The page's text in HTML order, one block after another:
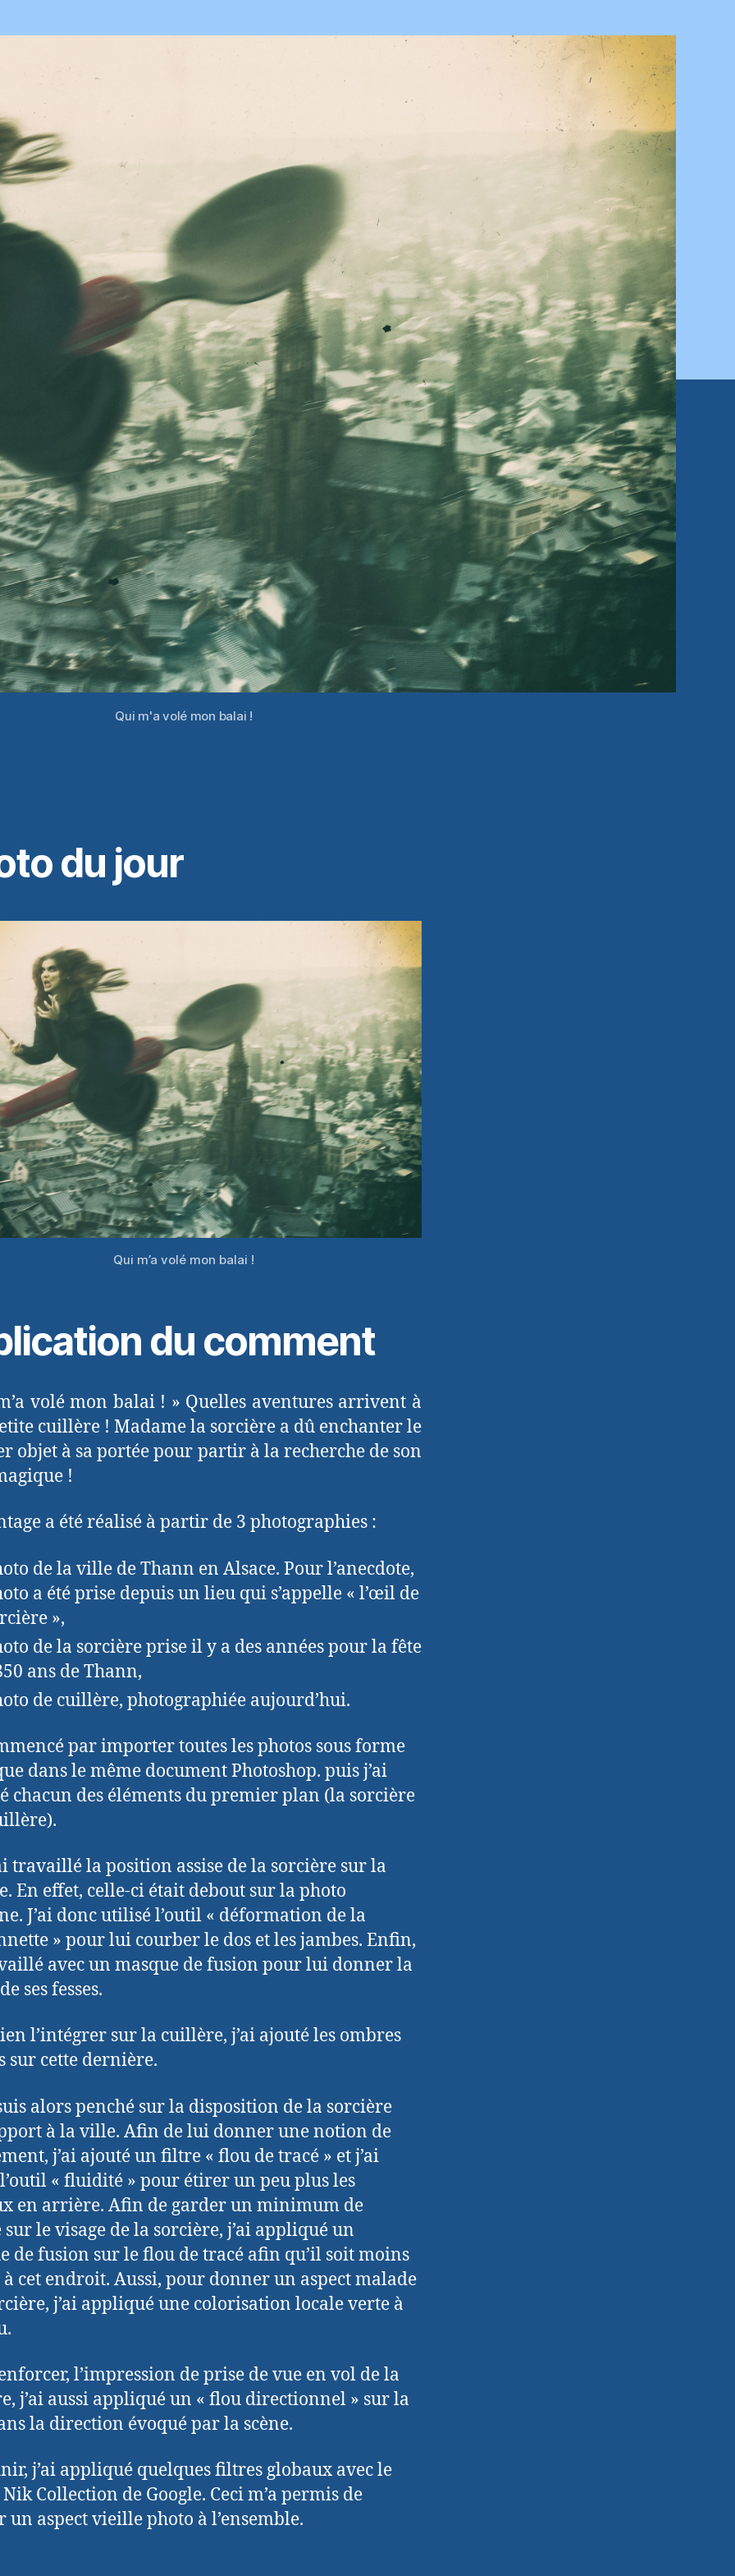
Qui m'a volé mon balai !
du jour
Qui m’a volé mon balai !
du comment
volé mon balai ! » Quelles aventures arrivent à
cuillère ! Madame la sorcière a dû enchanter le
objet à sa portée pour partir à la recherche de son
!
a été réalisé à partir de 3 photographies :
de la ville de Thann en Alsace. Pour l’anecdote,
a été prise depuis un lieu qui s’appelle « l’œil de
»,
de la sorcière prise il y a des années pour la fête
ans de Thann,
de cuillère, photographiée aujourd’hui.
par importer toutes les photos sous forme
dans le même document Photoshop. puis j’ai
chacun des éléments du premier plan (la sorcière
travaillé la position assise de la sorcière sur la
En effet, celle-ci était debout sur la photo
J’ai donc utilisé l’outil « déformation de la
» pour lui courber le dos et les jambes. Enfin,
avec un masque de fusion pour lui donner la
ses fesses.
l’intégrer sur la cuillère, j’ai ajouté les ombres
sur cette dernière.
alors penché sur la disposition de la sorcière
à la ville. Afin de lui donner une notion de
j’ai ajouté un filtre « flou de tracé » et j’ai
« fluidité » pour étirer un peu plus les
en arrière. Afin de garder un minimum de
sur le visage de la sorcière, j’ai appliqué un
de fusion sur le flou de tracé afin qu’il soit moins
cet endroit. Aussi, pour donner un aspect malade
j’ai appliqué une colorisation locale verte à
l’impression de prise de vue en vol de la
j’ai aussi appliqué un « flou directionnel » sur la
la direction évoqué par la scène.
j’ai appliqué quelques filtres globaux avec le
Collection de Google. Ceci m’a permis de
un aspect vieille photo à l’ensemble.